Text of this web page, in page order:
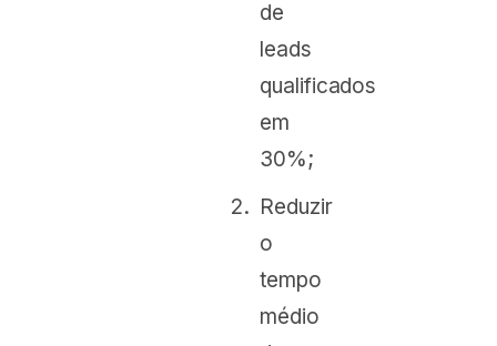
de
leads
qualificados
em
30%;
Reduzir
o
tempo
médio